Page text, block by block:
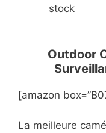
stock
Outdoor
[amazon
La meilleure